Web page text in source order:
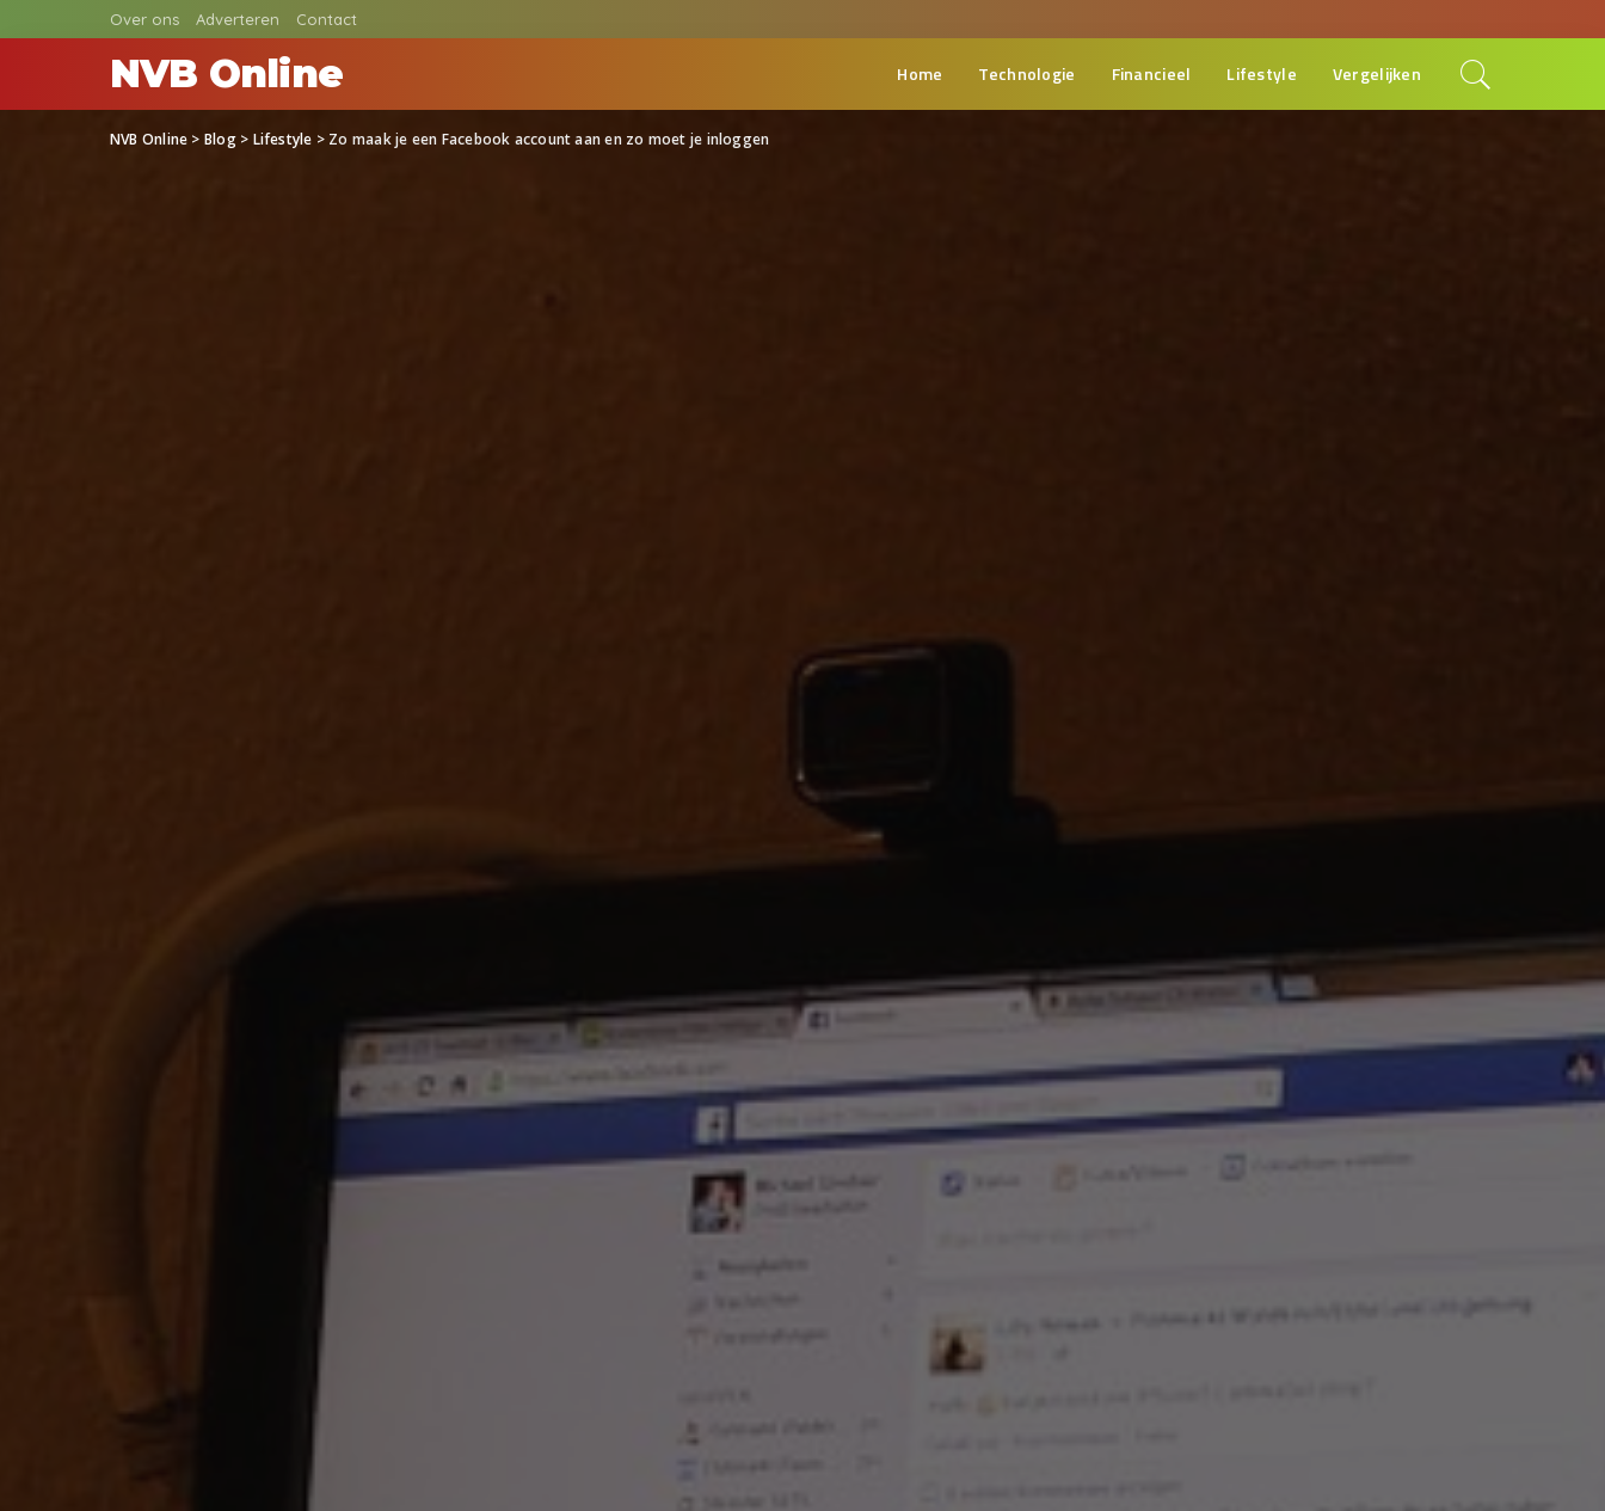
Over ons Adverteren Contact
NVB Online Home Technologie Financieel Lifestyle Vergelijken
NVB Online > Blog> Lifestyle > Zo maak je een Facebook account aan en zo moet je inloggen